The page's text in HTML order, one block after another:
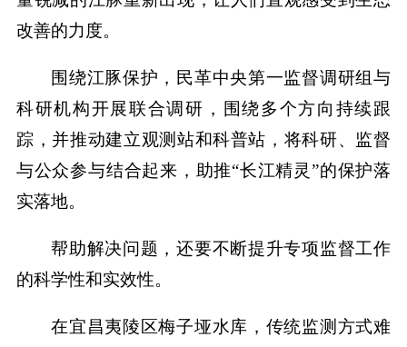
改善的力度。
围绕江豚保护，民革中央第一监督调研组与
科研机构开展联合调研，围绕多个方向持续跟
踪，并推动建立观测站和科普站，将科研、监督
与公众参与结合起来，助推“长江精灵”的保护落
实落地。
帮助解决问题，还要不断提升专项监督工作
的科学性和实效性。
在宜昌夷陵区梅子垭水库，传统监测方式难